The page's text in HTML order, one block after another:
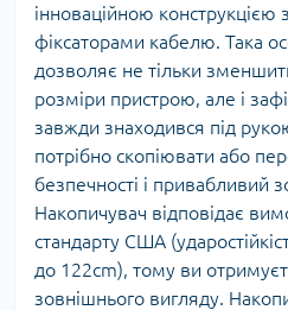
інноваційною конструкцією
фіксаторами кабелю. Така
дозволяє не тільки
розміри пристрою, але і
завжди знаходився під
потрібно скопіювати або
безпечності і привабливий
Накопичувач відповідає
стандарту США
до 122cm), тому ви
зовнішнього вигляду.